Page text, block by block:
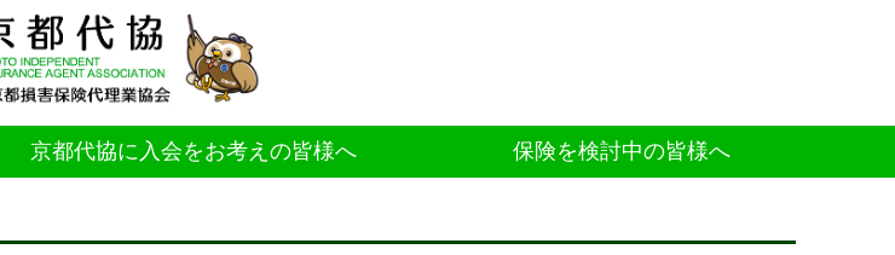
京都代協に入会をお考えの皆様へ 保険を検討中の皆様へ